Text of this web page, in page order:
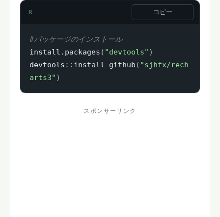
R コピー
#パッケージのインストール
install.packages ( "devtools" )
devtools :: install_github ( "sjhfx/rech
arts3" )
スポンサーリンク